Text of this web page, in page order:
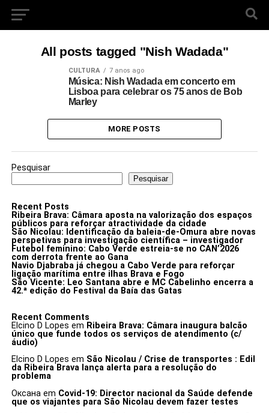
All posts tagged "Nish Wadada"
CULTURA 7 anos ago
Música: Nish Wadada em concerto em
Lisboa para celebrar os 75 anos de Bob
Marley
MORE POSTS
Pesquisar
Pesquisar
Recent Posts
Ribeira Brava: Câmara aposta na valorização dos espaços
públicos para reforçar atractividade da cidade
São Nicolau: Identificação da baleia-de-Omura abre novas
perspetivas para investigação científica – investigador
Futebol feminino: Cabo Verde estreia-se no CAN’2026
com derrota frente ao Gana
Navio Djabraba já chegou a Cabo Verde para reforçar
ligação marítima entre ilhas Brava e Fogo
São Vicente: Leo Santana abre e MC Cabelinho encerra a
42.ª edição do Festival da Baía das Gatas
Recent Comments
Elcino D Lopes em Ribeira Brava: Câmara inaugura balcão
único que funde todos os serviços de atendimento (c/
áudio)
Elcino D Lopes em São Nicolau / Crise de transportes : Edil
da Ribeira Brava lança alerta para a resolução do
problema
Оксанаem Covid-19: Director nacional da Saúde defende
que os viajantes para São Nicolau devem fazer testes